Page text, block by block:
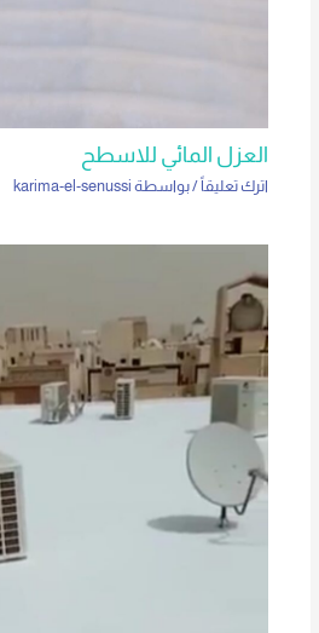
العزل المائي للاسطح
اترك تعليقاً / بواسطة karima-el-senussi